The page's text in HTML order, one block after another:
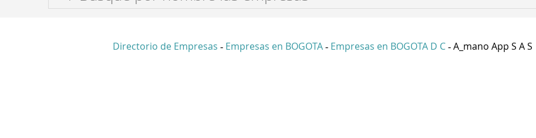
Directorio de Empresas - Empresas en BOGOTA - Empresas en BOGOTA D C - A_mano App S A S